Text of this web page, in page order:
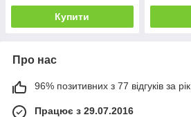
Купити
Про нас
96% позитивних з 77 відгуків за рік
Працює з 29.07.2016